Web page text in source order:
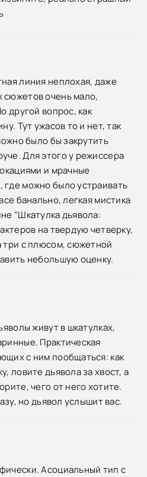
линия неплохая, даже
очень мало,
другой вопрос, как
Тут ужасов то и нет, так
было бы закрутить
Для этого у режиссера
и мрачные
можно было устраивать
банально, легкая мистика
"Шкатулка дьявола:
на твердую четверку,
три с плюсом, сюжетной
небольшую оценку.
живут в шкатулках,
Практическая
с ним пообщаться: как
ловите дьявола за хвост, а
чего от него хотите.
но дьявол услышит вас.
Асоциальный тип с